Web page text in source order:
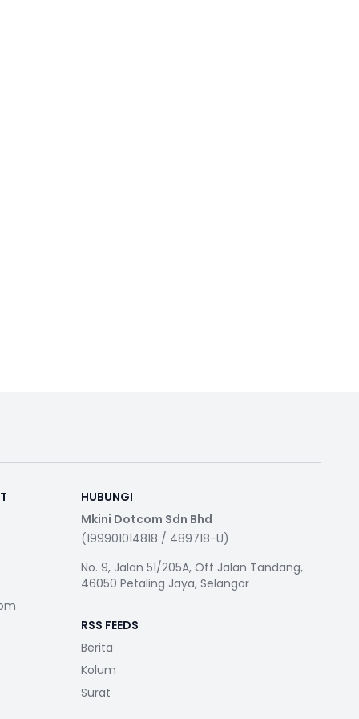
HUBUNGI
Mkini Dotcom Sdn Bhd
(199901014818 / 489718-U)
No. 9, Jalan 51/205A, Off Jalan Tandang,
46050 Petaling Jaya, Selangor
RSS FEEDS
Berita
Kolum
Surat